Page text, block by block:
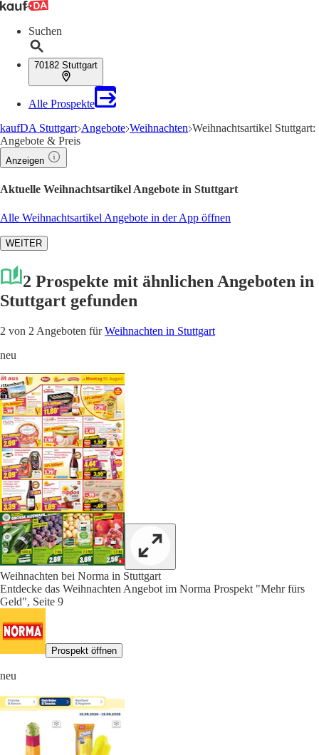
Suchen
70182 Stuttgart
Alle Prospekte
kaufDA Stuttgart Angebote Weihnachten Weihnachtsartikel Stuttgart:
Angebote & Preis
Anzeigen
Aktuelle Weihnachtsartikel Angebote in Stuttgart
Alle Weihnachtsartikel Angebote in der App öffnen
WEITER
2 Prospekte mit ähnlichen Angeboten in
Stuttgart gefunden
2 von 2 Angeboten fürWeihnachten in Stuttgart
neu
Weihnachten bei Norma in Stuttgart
Entdecke das Weihnachten Angebot im Norma Prospekt "Mehr fürs
Geld", Seite 9
Prospekt öffnen
neu